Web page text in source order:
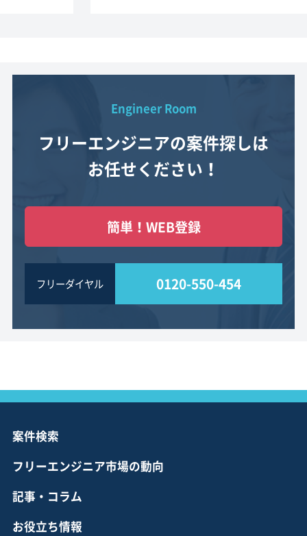
Engineer Room
フリーエンジニアの案件探しは
お任せください！
簡単！WEB登録
フリーダイヤル 0120-550-454
案件検索
フリーエンジニア市場の動向
記事・コラム
お役立ち情報